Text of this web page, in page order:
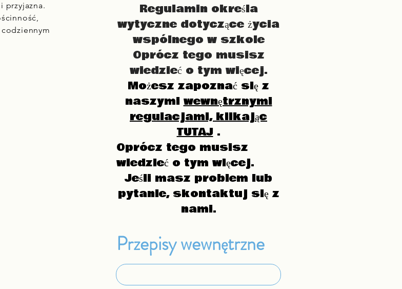
przyjazna.
Regulamin określa
wytyczne dotyczące życia
wspólnego w szkole
Oprócz tego musisz
wiedzieć o tym więcej.
Możesz zapoznać się z
naszymiwewnętrznymi
regulacjami, klikając
TUTAJ.
Oprócz tego musisz
wiedzieć o tym więcej.
Jeśli masz problem lub
pytanie, skontaktuj się z
nami.
Przepisy wewnętrzne